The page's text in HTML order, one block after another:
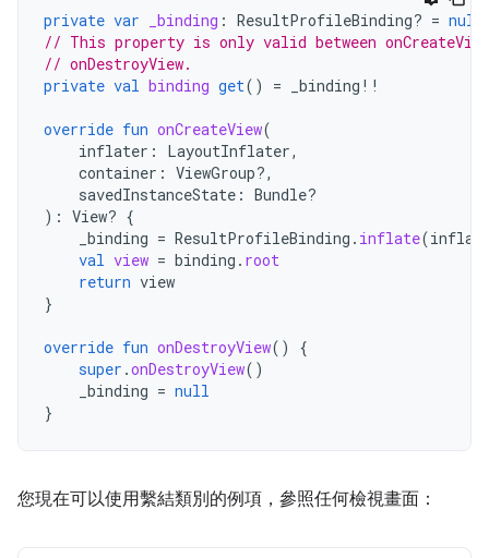
private var _binding : ResultProfileBinding? = null
// This property is only valid between
// onDestroyView.
private val binding get() = _binding !!
override fun onCreateView(
inflater : LayoutInflater,
container : ViewGroup?,
savedInstanceState : Bundle?
): View? {
_binding = ResultProfileBinding . inflate(
val view = binding . root
return view
}
override fun onDestroyView()
{
super .onDestroyView()
_binding = null
}
您現在可以使用繫結類別的例項，參照任何檢視畫面：